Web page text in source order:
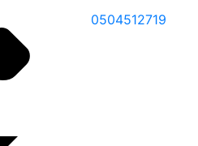
0504512719